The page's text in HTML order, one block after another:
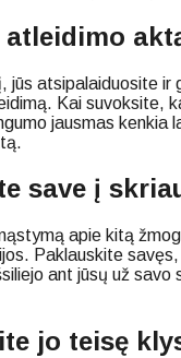
atleidimo
jūs atsipalaiduosite ir
Kai suvoksite,
jausmas kenkia
save į
apie kitą
Paklauskite
ant jūsų už savo
jo teisę